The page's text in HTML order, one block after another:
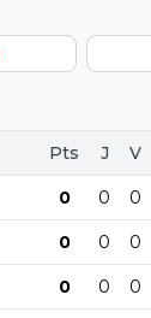
Pts J V
0 0 0
0 0 0
0 0 0